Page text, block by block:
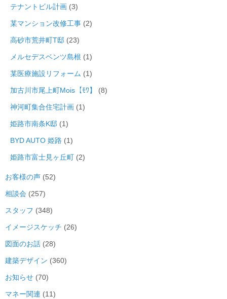
テナントビル計画 (3)
某マンション改修工事 (2)
高砂市荒井町T邸 (23)
メルセデスベンツ島根 (1)
某医療施設リフォーム (1)
加古川市尾上町Mois【ﾓﾜ】 (8)
神河町集合住宅計画 (1)
姫路市南条K邸 (1)
BYD AUTO 姫路 (1)
姫路市富士見ヶ丘町 (2)
お客様の声 (52)
相談会 (257)
スタッフ (348)
イメージスケッチ (26)
図面のお話 (28)
建築デザイン (360)
お知らせ (70)
マネー関連 (11)